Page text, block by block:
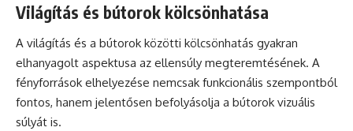
Világítás és bútorok kölcsönhatása
A világítás és a bútorok közötti kölcsönhatás gyakran
elhanyagolt aspektusa az ellensúly megteremtésének. A
fényforrások elhelyezése nemcsak funkcionális szempontból
fontos, hanem jelentősen befolyásolja a bútorok vizuális
súlyát is.